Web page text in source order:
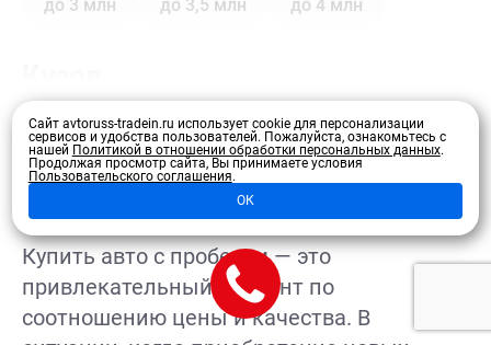
до 3 млн до 3,5 млн до 4 млн
Купе Внедорожник Внедорожник 5 дв.
Седан Хэтчбек 3 дв. Хэтчбек 5 дв.
Лифтбэк Минивэн Кроссовер
Универсал Универсал 5 дв.
Цвет
Развернуть
Купить авто с пробегом — это
привлекательный вариант по
соотношению цены и качества. В
Сайт avtoruss-tradein.ru использует cookie для персонализации
сервисов и удобства пользователей. Пожалуйста, ознакомьтесь с
нашей Политикой в отношении обработки персональных данных.
Продолжая просмотр сайта, Вы принимаете условия
Пользовательского соглашения.
ОК